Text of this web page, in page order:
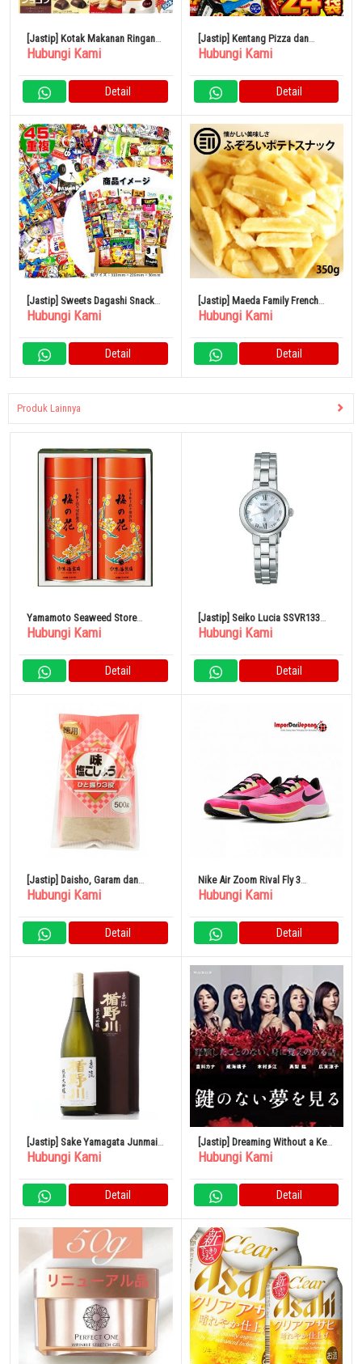
[Jastip] Kotak Makanan Ringan
20 Jenis Permen Makanan
Hubungi Kami
Detail
[Jastip] Kentang Pizza dan
Keripik Kentang Camilan DX 24
Hubungi Kami
Detail
[Jastip] Sweets Dagashi Snacks
SP 45 Macam
Hubungi Kami
Detail
[Jastip] Maeda Family French
Fries Snack 350g Kentang
Hubungi Kami
Detail
Produk Lainnya
Yamamoto Seaweed Store
Rumput Laut Aneka Terbaik
Hubungi Kami
Detail
[Jastip] Seiko Lucia SSVR133
Jam Tangan Wanita Berlian
Hubungi Kami
Detail
[Jastip] Daisho, Garam dan
Merica (isi ulang) 500g
Hubungi Kami
Detail
Nike Air Zoom Rival Fly 3
CT2405606 Sepatu Track Pria
Hubungi Kami
Detail
[Jastip] Sake Yamagata Junmai
Daiginjo 1800ml
Hubungi Kami
Detail
[Jastip] Dreaming Without a Key
DVD Collector’s Box
Hubungi Kami
Detail